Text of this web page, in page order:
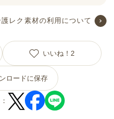
護レク素材の利用について
いいね！ 2
ロードに保存